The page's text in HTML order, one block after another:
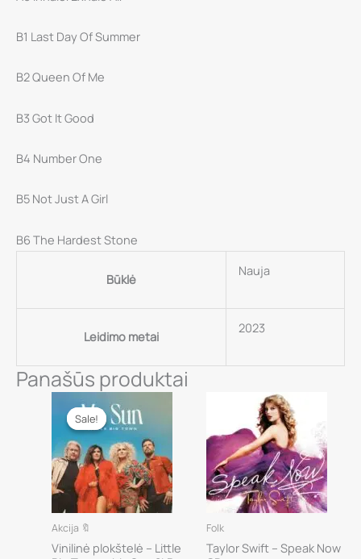
B1 Last Day Of Summer
B2 Queen Of Me
B3 Got It Good
B4 Number One
B5 Not Just A Girl
B6 The Hardest Stone
Būklė
Nauja
Leidimo metai
2023
Panašūs produktai
Sale!
Sale!
Akcija 🔖
Vinilinė plokštelė – Little
Folk
Taylor Swift – Speak Now